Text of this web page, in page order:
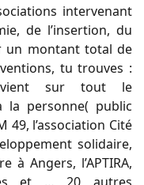
intervenant
de l’insertion, du
un montant total de
tu trouves :
sur tout le
la personne( public
49, l’association Cité
solidaire,
à Angers, l’APTIRA,